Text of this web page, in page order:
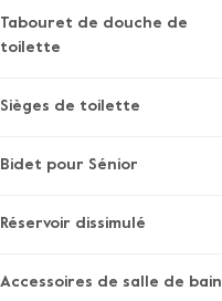
Tabouret de douche de
toilette
Sièges de toilette
Bidet pour Sénior
Réservoir dissimulé
Accessoires de salle de bain